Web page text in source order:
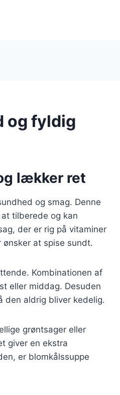
og fyldig
lækker ret
og smag. Denne
tilberede og kan
der er rig på vitaminer
at spise sundt.
Kombinationen af
eller middag. Desuden
den aldrig bliver kedelig.
grøntsager eller
giver en ekstra
er blomkålssuppe